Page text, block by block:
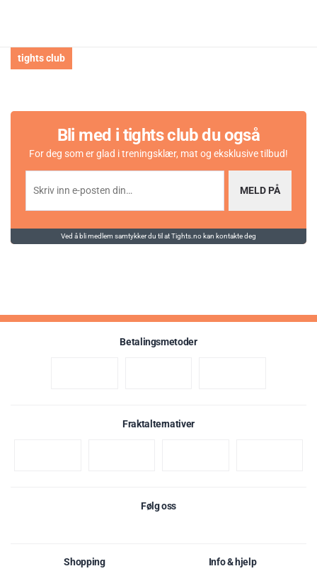
tights club
Bli med i tights club du også
For deg som er glad i treningsklær, mat og eksklusive tilbud!
MELD PÅ
Ved å bli medlem samtykker du til at Tights.no kan kontakte deg
Betalingsmetoder
Fraktalternativer
Følg oss
Shopping Info & hjelp